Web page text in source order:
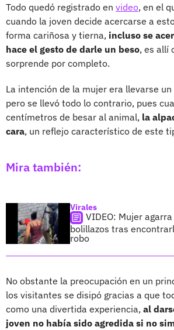
Todo quedó registrado en video, en el
cuando la joven decide acercarse a
forma cariñosa y tierna, incluso se
hace el gesto de darle un beso, es allí
sorprende por completo.
La intención de la mujer era llevarse
pero se llevó todo lo contrario, pues
centímetros de besar al animal, la
cara, un reflejo característico de este
Mira también:
Virales
VIDEO: Mujer
bolillazos tras
robo
No obstante la preocupación en un
los visitantes se disipó gracias a que
como una divertida experiencia, al
joven no había sido agredida si no